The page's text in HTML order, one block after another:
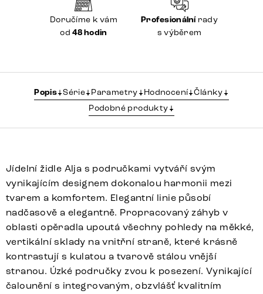
Doručíme k vám
od48 hodin
Profesionálnírady
s výběrem
Popis Série Parametry Hodnocení Články
Podobné produkty
Jídelní židle Alja s područkami vytváří svým
vynikajícím designem dokonalou harmonii mezi
tvarem a komfortem. Elegantní linie působí
nadčasově a elegantně. Propracovaný záhyb v
oblasti opěradla upoutá všechny pohledy na měkké,
vertikální sklady na vnitřní straně, které krásně
kontrastují s kulatou a tvarově stálou vnější
stranou. Úzké područky zvou k posezení. Vynikající
čalounění s integrovaným, obzvlášť kvalitním